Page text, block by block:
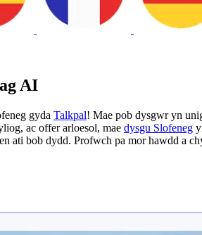
AI
gyda Talkpal! Mae pob dysgwr yn
ac offer arloesol, mae dysgu Slofeneg
ati bob dydd. Profwch pa mor hawdd a